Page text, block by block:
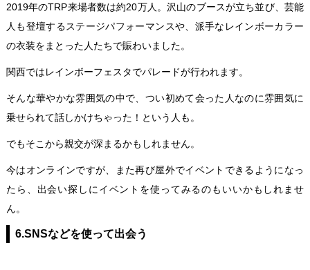
2019年のTRP来場者数は約20万人。沢山のブースが立ち並び、芸能
人も登壇するステージパフォーマンスや、派手なレインボーカラー
の衣装をまとった人たちで賑わいました。
関西ではレインボーフェスタでパレードが行われます。
そんな華やかな雰囲気の中で、つい初めて会った人なのに雰囲気に
乗せられて話しかけちゃった！という人も。
でもそこから親交が深まるかもしれません。
今はオンラインですが、また再び屋外でイベントできるようになっ
たら、出会い探しにイベントを使ってみるのもいいかもしれませ
ん。
6.SNSなどを使って出会う